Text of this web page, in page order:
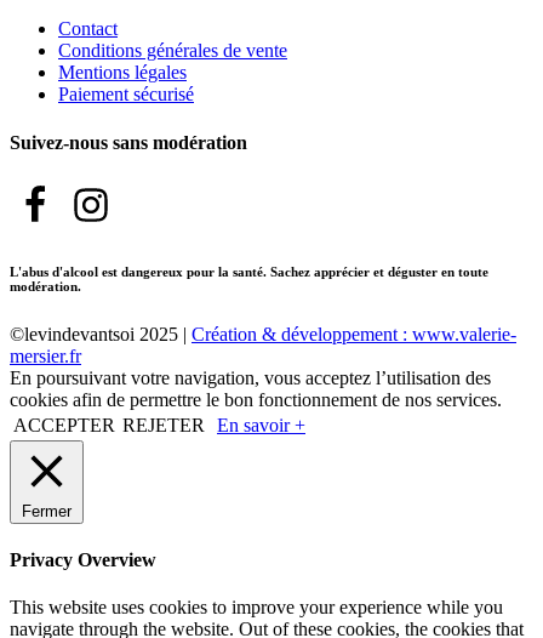
Contact
Conditions générales de vente
Mentions légales
Paiement sécurisé
Suivez-nous sans modération
L'abus d'alcool est dangereux pour la santé. Sachez apprécier et déguster en toute
modération.
©levindevantsoi 2025 | Création & développement : www.valerie-
mersier.fr
En poursuivant votre navigation, vous acceptez l’utilisation des
cookies afin de permettre le bon fonctionnement de nos services.
ACCEPTER REJETER En savoir +
Fermer
Privacy Overview
This website uses cookies to improve your experience while you
navigate through the website. Out of these cookies, the cookies that